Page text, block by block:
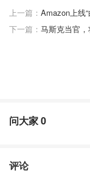
上一篇：
下一篇：
问大家0
评论